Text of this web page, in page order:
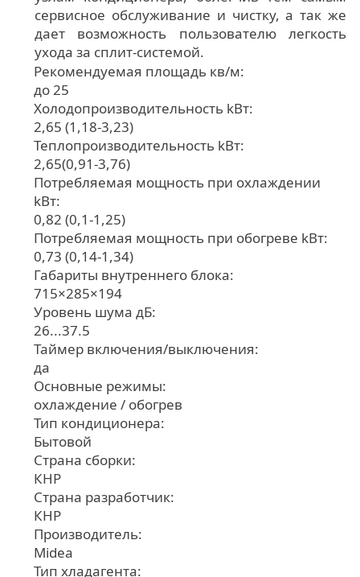
сервисное обслуживание и чистку, а так же
дает возможность пользователю легкость
ухода за сплит-системой.
Рекомендуемая площадь кв/м:
до 25
Холодопроизводительность kВт:
2,65 (1,18-3,23)
Теплопроизводительность kВт:
2,65(0,91-3,76)
Потребляемая мощность при охлаждении
kВт:
0,82 (0,1-1,25)
Потребляемая мощность при обогреве kВт:
0,73 (0,14-1,34)
Габариты внутреннего блока:
715×285×194
Уровень шума дБ:
26...37.5
Таймер включения/выключения:
да
Основные режимы:
охлаждение / обогрев
Тип кондиционера:
Бытовой
Страна сборки:
КНР
Страна разработчик:
КНР
Производитель:
Midea
Тип хладагента: